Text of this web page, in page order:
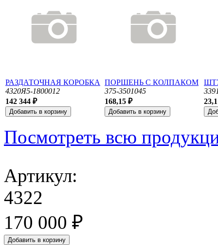
РАЗДАТОЧНАЯ КОРОБКА
4320Я5-1800012
142 344 ₽
ПОРШЕНЬ С КОЛПАКОМ
375-3501045
168,15 ₽
Посмотреть всю
Артикул:
4322
170 000 ₽